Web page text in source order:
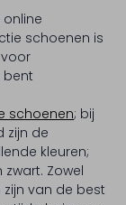
schoenen is
bent
schoenen; bij
zijn de
kleuren;
Zowel
van de best